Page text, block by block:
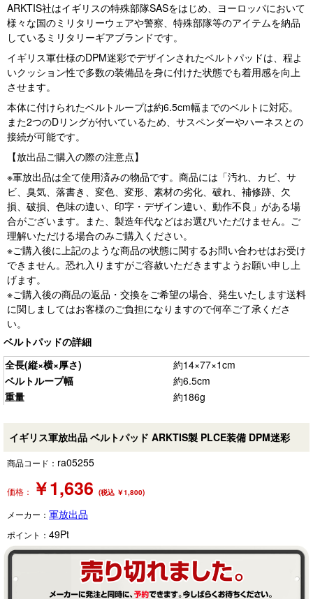
ARKTIS社はイギリスの特殊部隊SASをはじめ、ヨーロッパにおいて
様々な国のミリタリーウェアや警察、特殊部隊等のアイテムを納品
しているミリタリーギアブランドです。
イギリス軍仕様のDPM迷彩でデザインされたベルトパッドは、程よ
いクッション性で多数の装備品を身に付けた状態でも着用感を向上
させます。
本体に付けられたベルトループは約6.5cm幅までのベルトに対応。
また2つのDリングが付いているため、サスペンダーやハーネスとの
接続が可能です。
【放出品ご購入の際の注意点】
※軍放出品は全て使用済みの物品です。商品には「汚れ、カビ、サ
ビ、臭気、落書き、変色、変形、素材の劣化、破れ、補修跡、欠
損、破損、色味の違い、印字・デザイン違い、動作不良」がある場
合がございます。また、製造年代などはお選びいただけません。ご
理解いただける場合のみご購入ください。
※ご購入後に上記のような商品の状態に関するお問い合わせはお受け
できません。恐れ入りますがご容赦いただきますようお願い申し上
げます。
※ご購入後の商品の返品・交換をご希望の場合、発生いたします送料
に関しましてはお客様のご負担になりますので何卒ご了承くださ
い。
ベルトパッドの詳細
全長(縦×横×厚さ)
約14×77×1cm
ベルトループ幅
約6.5cm
重量
約186g
イギリス軍放出品 ベルトパッド ARKTIS製 PLCE装備 DPM迷彩
商品コード： ra05255
価格： ￥1,636 (税込 ￥1,800)
メーカー： 軍放出品
ポイント： 49Pt